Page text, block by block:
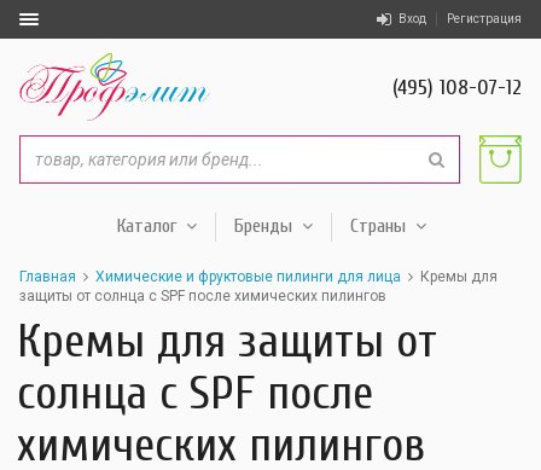
Вход Регистрация
(495) 108-07-12
Каталог Бренды Страны
Главная Химические и фруктовые пилинги для лица
Кремы для
защиты от солнца с SPF после химических пилингов
Кремы для защиты от
солнца с SPF после
химических пилингов